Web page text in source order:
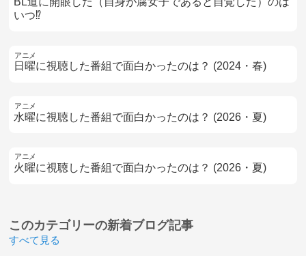
いつ⁉️
アニメ
日曜に視聴した番組で面白かったのは？ (2024・春)
アニメ
水曜に視聴した番組で面白かったのは？ (2026・夏)
アニメ
火曜に視聴した番組で面白かったのは？ (2026・夏)
このカテゴリーの新着ブログ記事
すべて見る